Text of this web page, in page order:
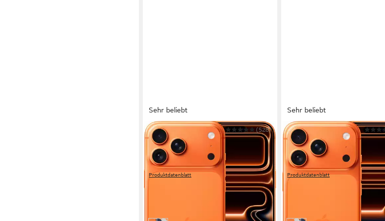
Sehr beliebt
APPLE
iPhone 17 Pro Max Smartphone
17,4 cm/6,9 Zoll
Bildschirmdiagonale
256 GB
Speicherkapazität
48 MP Kamera
(528)
Produktdatenblatt
1.449,00 €
am nächsten Werktag bei dir
Sehr beliebt
APPLE
iPhone 17 Pro Smartphone
15,9 cm/6,3 Zoll
Bildschirmdiagonale
256 GB
Speicherkapazität
48 MP Kamera
Produktdatenblatt
ab 1.169,99 €
1.299,00 €
am nächsten Werktag bei dir